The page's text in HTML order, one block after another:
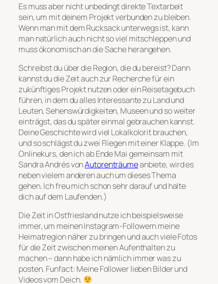
Es muss aber nicht unbedingt direkte Textarbeit
sein, um mit deinem Projekt verbunden zu bleiben.
Wenn man mit dem Rucksack unterwegs ist, kann
man natürlich auch nicht so viel mitschleppen und
muss ökonomisch an die Sache herangehen.
Schreibst du über die Region, die du bereist? Dann
kannst du die Zeit auch zur Recherche für ein
zukünftiges Projekt nutzen oder ein Reisetagebuch
führen, in dem du alles Interessante zu Land und
Leuten, Sehenswürdigkeiten, Museen und so weiter
einträgst, das du später einmal gebrauchen kannst.
Deine Geschichte wird viel Lokalkolorit brauchen,
und so schlägst du zwei Fliegen mit einer Klappe. (Im
Onlinekurs, den ich ab Ende Mai gemeinsam mit
Sandra Andrés vonAutorenträumeanbiete, wird es
neben vielem anderen auch um dieses Thema
gehen. Ich freu mich schon sehr darauf und halte
dich auf dem Laufenden.)
Die Zeit in Ostfriesland nutze ich beispielsweise
immer, um meinen Instagram-Followern meine
Heimatregion näher zu bringen und auch viele Fotos
für die Zeit zwischen meinen Aufenthalten zu
machen – dann habe ich nämlich immer was zu
posten. Funfact: Meine Follower lieben Bilder und
Videos vom Deich.